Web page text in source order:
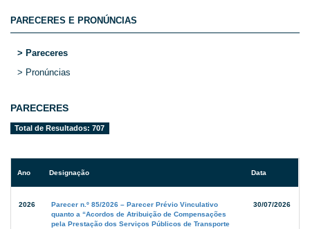
PARECERES E PRONÚNCIAS
> Pareceres
> Pronúncias
PARECERES
Total de Resultados: 707
Ano Designação Data
2026
Parecer n.º 85/2026 – Parecer Prévio Vinculativo
quanto a “Acordos de Atribuição de Compensações
pela Prestação dos Serviços Públicos de Transporte
30/07/2026